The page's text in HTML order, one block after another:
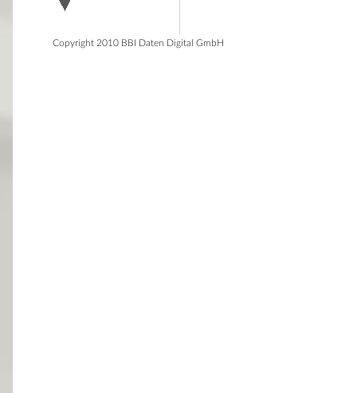
Copyright 2010 BBI Daten Digital GmbH